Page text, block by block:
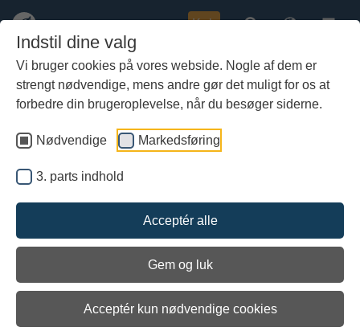
Indstil dine valg
Vi bruger cookies på vores webside. Nogle af dem er
strengt nødvendige, mens andre gør det muligt for os at
forbedre din brugeroplevelse, når du besøger siderne.
Nødvendige Markedsføring
3. parts indhold
Acceptér alle
Gem og luk
Acceptér kun nødvendige cookies
indhold
Køb
Fotos af Helge Ask